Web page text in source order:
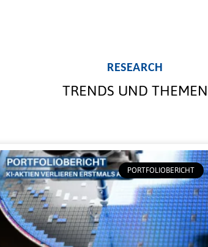
RESEARCH
TRENDS UND THEMEN
PORTFOLIOBERICHT